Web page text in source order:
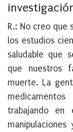
R.: No creo que
los estudios
saludable que
que nuestros
muerte. La
trabajando